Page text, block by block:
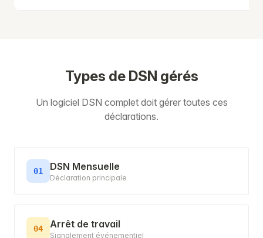
Types de DSN gérés
Un logiciel DSN complet doit gérer toutes ces
déclarations.
01 DSN Mensuelle
Déclaration principale
04 Arrêt de travail
Signalement événementiel